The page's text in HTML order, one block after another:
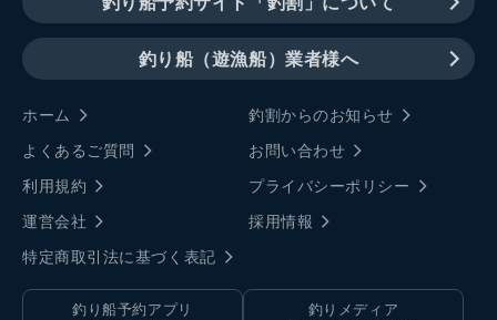
釣り船（遊漁船）業者様へ
ホーム
釣割からのお知らせ
よくあるご質問
お問い合わせ
利用規約
プライバシーポリシー
運営会社
採用情報
特定商取引法に基づく表記
釣り船予約アプリ
釣りメディア